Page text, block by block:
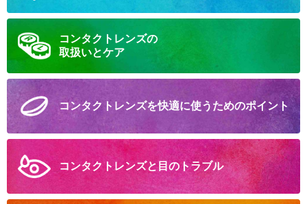
コンタクトレンズの
取扱いとケア
コンタクトレンズを快適に使うためのポイント
コンタクトレンズと目のトラブル